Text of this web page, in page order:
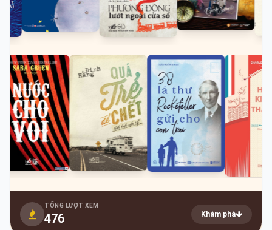
TỔNG LƯỢT XEM
476 Khám phá